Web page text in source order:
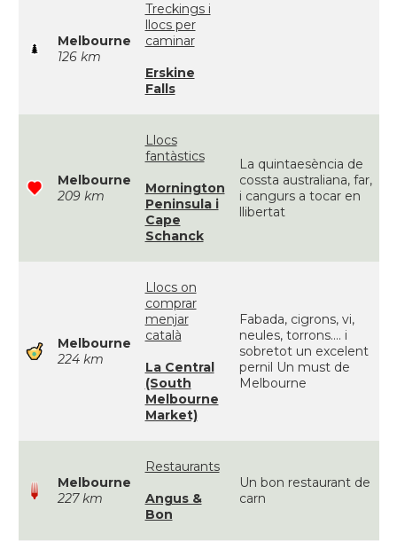
Melbourne
126 km
Treckings i
llocs per
caminar
Erskine
Falls
Melbourne
209 km
Llocs
fantàstics
Mornington
Peninsula i
Cape
Schanck
La quintaesència de
cossta australiana, far,
i cangurs a tocar en
llibertat
Melbourne
224 km
Llocs on
comprar
menjar
català
La Central
(South
Melbourne
Market)
Fabada, cigrons, vi,
neules, torrons.... i
sobretot un excelent
pernil Un must de
Melbourne
Melbourne
227 km
Restaurants
Angus &
Bon
Un bon restaurant de
carn